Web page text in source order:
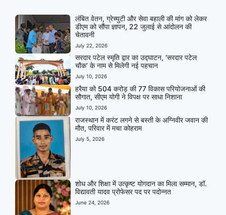
लंबित वेतन, ग्रेच्युटी और सेवा बहाली की मांग को लेकर
डीएम को सौंपा ज्ञापन, 22 जुलाई से आंदोलन की
चेतावनी
July 22, 2026
सरदार पटेल स्मृति द्वार का उद्घाटन, ‘सरदार पटेल
चौक’ के नाम से मिलेगी नई पहचान
July 10, 2026
हरैया को 504 करोड़ की 77 विकास परियोजनाओं की
सौगात, सीएम योगी ने विपक्ष पर साधा निशाना
July 10, 2026
राजस्थान में करंट लगने से बस्ती के अग्निवीर जवान की
मौत, परिवार में मचा कोहराम
July 5, 2026
शोध और शिक्षा में उत्कृष्ट योगदान का मिला सम्मान, डॉ.
विद्यावती यादव प्रोफेसर पद पर पदोन्नत
June 24, 2026